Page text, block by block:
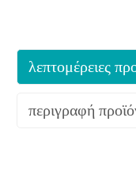
λεπτομέρειες
περιγραφή